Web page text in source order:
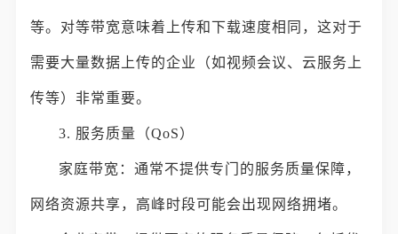
等。对等带宽意味着上传和下载速度相同，这对于
需要大量数据上传的企业（如视频会议、云服务上
传等）非常重要。
3. 服务质量（QoS）
家庭带宽：通常不提供专门的服务质量保障，
网络资源共享，高峰时段可能会出现网络拥堵。